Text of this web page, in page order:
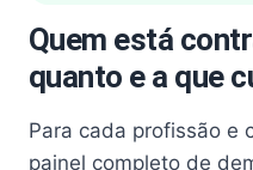
Quem está
quanto e a que
Para cada profissão e
painel completo de